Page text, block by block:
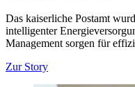
Das kaiserliche Postamt
intelligenter
Management sorgen für
Zur Story